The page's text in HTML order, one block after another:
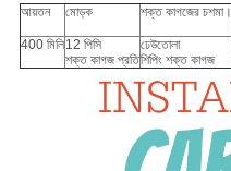
আয়তন মোড়ক শক্ত কাগজের চশমা।
400 মিলি12 পিসি
শক্ত কাগজ প্রতি
ঢেউতোলা
শিপিং শক্ত কাগজ